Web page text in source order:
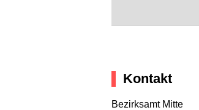
Kontakt
Bezirksamt Mitte